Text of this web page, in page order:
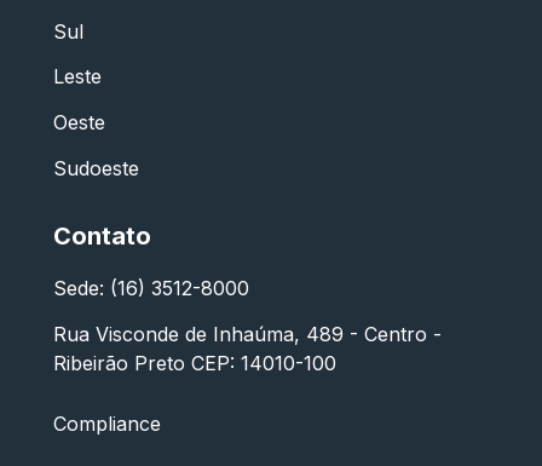
Sul
Leste
Oeste
Sudoeste
Contato
Sede: (16) 3512-8000
Rua Visconde de Inhaúma, 489 - Centro -
Ribeirão Preto CEP: 14010-100
Compliance